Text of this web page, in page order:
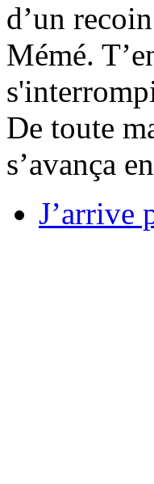
d’un
Mémé.
De toute
s’avança
J’arrive